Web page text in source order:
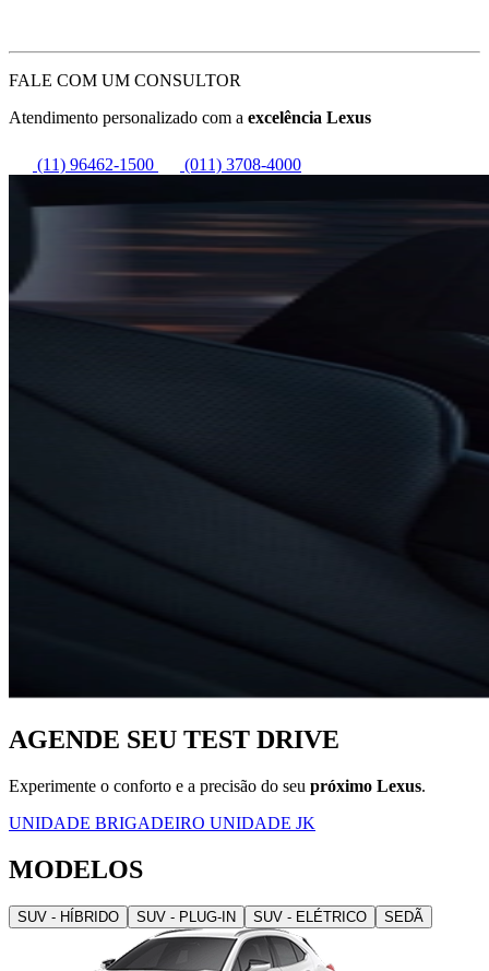
FALE COM UM CONSULTOR
Atendimento personalizado com a excelência Lexus
(11) 96462-1500 (011) 3708-4000
AGENDE SEU TEST DRIVE
Experimente o conforto e a precisão do seu próximo Lexus.
UNIDADE BRIGADEIRO UNIDADE JK
MODELOS
SUV - HÍBRIDO SUV - PLUG-IN SUV - ELÉTRICO SEDÃ